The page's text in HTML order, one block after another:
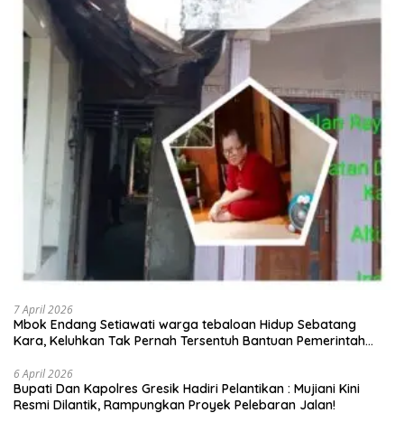
7 April 2026
Mbok Endang Setiawati warga tebaloan Hidup Sebatang
Kara, Keluhkan Tak Pernah Tersentuh Bantuan Pemerintah
6 April 2026
​Bupati Dan Kapolres Gresik Hadiri Pelantikan : Mujiani Kini
Resmi Dilantik, Rampungkan Proyek Pelebaran Jalan!